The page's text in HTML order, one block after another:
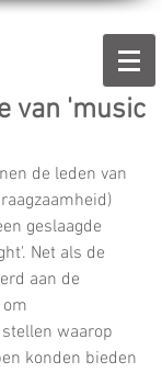
van 'music
de leden van
geslaagde
Net als de
aan de
waarop
konden bieden